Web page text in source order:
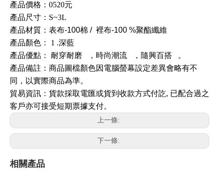
產品價格：0520元
產品尺寸：S~3L
產品材質：表布-100棉 / 裡布-100 %聚酯纖維
產品顏色：
1 .深藍
產品優點：
耐穿耐磨 ，時尚潮流 ，隨興百搭
。
產品備註：商品圖檔顏色因電腦螢幕設定差異會略有不
同，以實際商品為準。
貿易資訊 ： 貨款採取電匯或貨到收款方式付訖, 已配合過之
客戶亦可接受短期票據支付。
上一條:
下一條:
相關產品